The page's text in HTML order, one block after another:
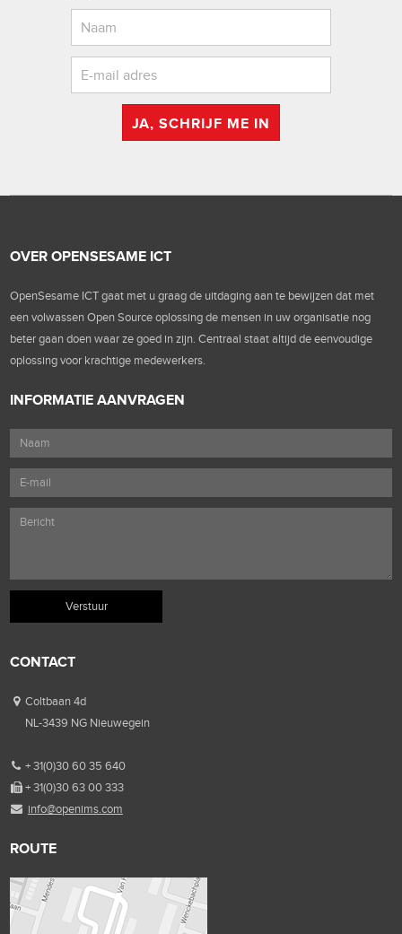
JA, SCHRIJF ME IN
OVER OPENSESAME ICT
OpenSesame ICT gaat met u graag de uitdaging aan te bewijzen dat met
een volwassen Open Source oplossing de mensen in uw organisatie nog
beter gaan doen waar ze goed in zijn. Centraal staat altijd de eenvoudige
oplossing voor krachtige medewerkers.
INFORMATIE AANVRAGEN
CONTACT
Coltbaan 4d
NL-3439 NG Nieuwegein
+ 31(0)30 60 35 640
+ 31(0)30 63 00 333
info@openims.com
ROUTE